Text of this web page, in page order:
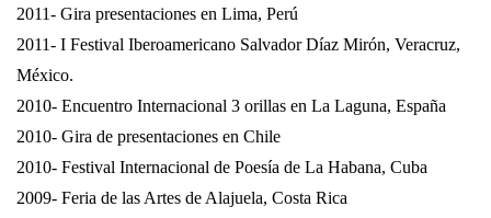
2011- Gira presentaciones en Lima, Perú
2011- I Festival Iberoamericano Salvador Díaz Mirón, Veracruz,
México.
2010- Encuentro Internacional 3 orillas en La Laguna, España
2010- Gira de presentaciones en Chile
2010- Festival Internacional de Poesía de La Habana, Cuba
2009- Feria de las Artes de Alajuela, Costa Rica